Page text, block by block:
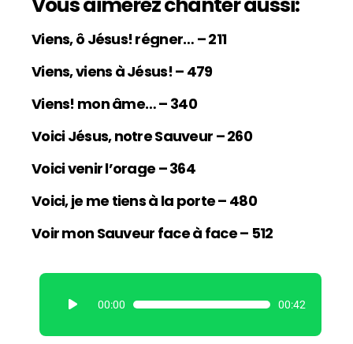
Viens, ô Jésus! régner… – 211
Viens, viens à Jésus! – 479
Viens! mon âme… – 340
Voici Jésus, notre Sauveur – 260
Voici venir l’orage – 364
Voici, je me tiens à la porte – 480
Voir mon Sauveur face à face – 512
c
00:00 00:42